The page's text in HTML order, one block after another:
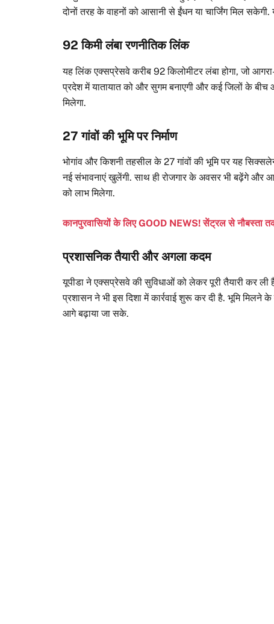
दोनों तरह के वाहनों को आसानी से ईंधन या चार्जिंग मिल
92 किमी लंबा रणनीतिक लिंक
यह लिंक एक्सप्रेसवे करीब 92 किलोमीटर लंबा होगा, जो
प्रदेश में यातायात को और सुगम बनाएगी और कई जिलों के बीच
मिलेगा.
27 गांवों की भूमि पर निर्माण
भोगांव और किशनी तहसील के 27 गांवों की भूमि पर यह
नई संभावनाएं खुलेंगी. साथ ही रोजगार के अवसर भी बढ़ेंगे और
को लाभ मिलेगा.
कानपुरवासियों के लिए GOOD NEWS! सेंट्रल से नौबस्ता
प्रशासनिक तैयारी और अगला कदम
यूपीडा ने एक्सप्रेसवे की सुविधाओं को लेकर पूरी तैयारी कर
प्रशासन ने भी इस दिशा में कार्रवाई शुरू कर दी है. भूमि मिलने के
आगे बढ़ाया जा सके.